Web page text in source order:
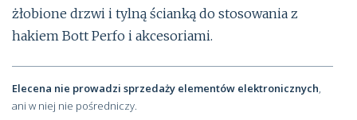
żłobione drzwi i tylną ścianką do stosowania z
hakiem Bott Perfo i akcesoriami.
Elecena nie prowadzi sprzedaży elementów elektronicznych
ani w niej nie pośredniczy.